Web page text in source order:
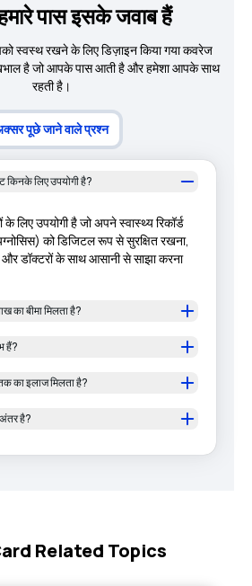
पास इसके जवाब हैं
स्वस्थ रखने के लिए डिज़ाइन किया गया कवरेज
है जो आपके पास आती है और हमेशा आपके साथ
रहती है।
पूछे जाने वाले प्रश्न
लिए उपयोगी है?
के लिए उपयोगी है जो अपने स्वास्थ्य रिकॉर्ड
को डिजिटल रूप से सुरक्षित रखना,
डॉक्टरों के साथ आसानी से साझा करना
का बीमा मिलता है?
हैं?
का इलाज मिलता है?
है?
Related Topics